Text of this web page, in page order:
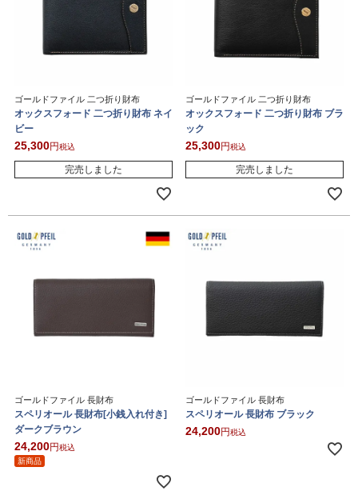
ゴールドファイル 二つ折り財布
オックスフォード 二つ折り財布 ネイ
ビー
25,300 税込
完売しました
ゴールドファイル 二つ折り財布
オックスフォード 二つ折り財布 ブラ
ック
25,300 税込
完売しました
ゴールドファイル 長財布
スペリオール 長財布[小銭入れ付き]
ダークブラウン
24,200
税込
新商品
ゴールドファイル 長財布
スペリオール 長財布 ブラック
24,200 税込